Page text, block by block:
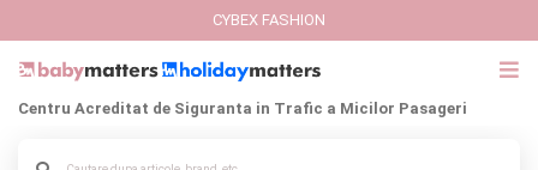
CYBEX FASHION
Centru Acreditat de Siguranta in Trafic a Micilor Pasageri